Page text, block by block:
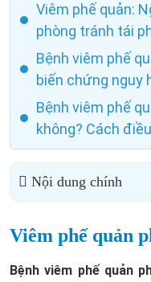
Viêm phế quản:
phòng tránh tái
Bệnh viêm phế
biến chứng nguy
Bệnh viêm phế
không? Cách
Nội dung chính
Viêm phế quản
Bệnh viêm phế quản